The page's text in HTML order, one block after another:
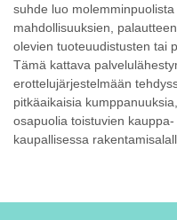
suhde luo
mahdollisuuksien,
olevien tuoteuudistusten tai
Tämä kattava
erottelujärjestelmään
pitkäaikaisia
osapuolia toistuvien
kaupallisessa